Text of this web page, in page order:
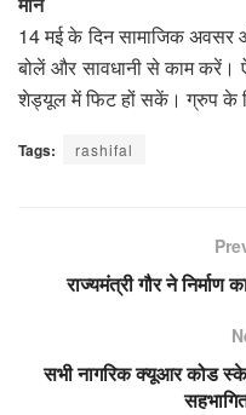
14 मई के दिन सामाजिक
बोलें और सावधानी से काम
शेड्यूल में फिट हों सकें। ग्रुप के
Tags: rashifal
राज्यमंत्री गौर ने निर्माण
सभी नागरिक क्यूआर कोड